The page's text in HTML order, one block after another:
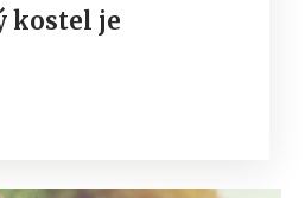
kostel je